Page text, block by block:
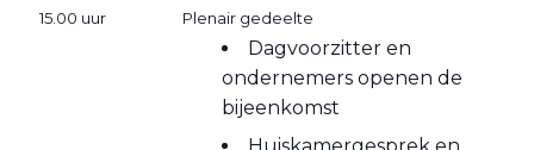
15.00 uur Plenair gedeelte
Dagvoorzitter en
ondernemers openen de
bijeenkomst
Huiskamergesprek en